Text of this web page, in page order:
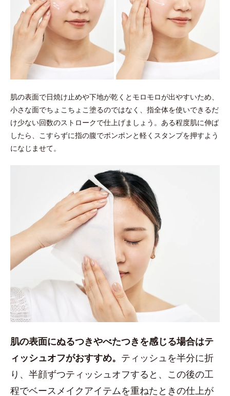
肌の表面で日焼け止めや下地が乾くとモロモロが出やすいため、
小さな面でちょこちょこ塗るのではなく、指全体を使いできるだ
け少ない回数のストロークで仕上げましょう。ある程度肌に伸ば
したら、こすらずに指の腹でポンポンと軽くスタンプを押すよう
になじませて。
肌の表面にぬるつきやべたつきを感じる場合はテ
ィッシュオフがおすすめ。 ティッシュを半分に折
り、半顔ずつティッシュオフすると、この後の工
程でベースメイクアイテムを重ねたときの仕上が